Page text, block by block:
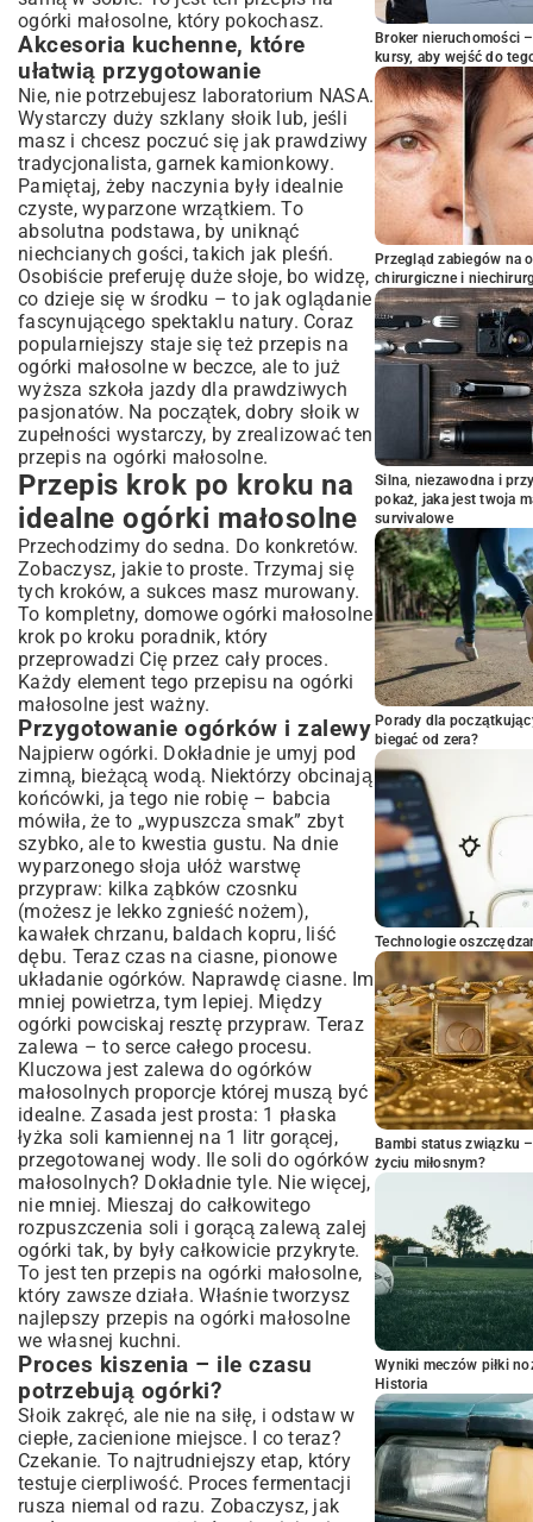
ogórki małosolne, który pokochasz.
Akcesoria kuchenne, które
ułatwią przygotowanie
Nie, nie potrzebujesz laboratorium NASA.
Wystarczy duży szklany słoik lub, jeśli
masz i chcesz poczuć się jak prawdziwy
tradycjonalista, garnek kamionkowy.
Pamiętaj, żeby naczynia były idealnie
czyste, wyparzone wrzątkiem. To
absolutna podstawa, by uniknąć
niechcianych gości, takich jak pleśń.
Osobiście preferuję duże słoje, bo widzę,
co dzieje się w środku – to jak oglądanie
fascynującego spektaklu natury. Coraz
popularniejszy staje się też przepis na
ogórki małosolne w beczce, ale to już
wyższa szkoła jazdy dla prawdziwych
pasjonatów. Na początek, dobry słoik w
zupełności wystarczy, by zrealizować ten
przepis na ogórki małosolne.
Przepis krok po kroku na
idealne ogórki małosolne
Przechodzimy do sedna. Do konkretów.
Zobaczysz, jakie to proste. Trzymaj się
tych kroków, a sukces masz murowany.
To kompletny, domowe ogórki małosolne
krok po kroku poradnik, który
przeprowadzi Cię przez cały proces.
Każdy element tego przepisu na ogórki
małosolne jest ważny.
Przygotowanie ogórków i zalewy
Najpierw ogórki. Dokładnie je umyj pod
zimną, bieżącą wodą. Niektórzy obcinają
końcówki, ja tego nie robię – babcia
mówiła, że to „wypuszcza smak” zbyt
szybko, ale to kwestia gustu. Na dnie
wyparzonego słoja ułóż warstwę
przypraw: kilka ząbków czosnku
(możesz je lekko zgnieść nożem),
kawałek chrzanu, baldach kopru, liść
dębu. Teraz czas na ciasne, pionowe
układanie ogórków. Naprawdę ciasne. Im
mniej powietrza, tym lepiej. Między
ogórki powciskaj resztę przypraw. Teraz
zalewa – to serce całego procesu.
Kluczowa jest zalewa do ogórków
małosolnych proporcje której muszą być
idealne. Zasada jest prosta: 1 płaska
łyżka soli kamiennej na 1 litr gorącej,
przegotowanej wody. Ile soli do ogórków
małosolnych? Dokładnie tyle. Nie więcej,
nie mniej. Mieszaj do całkowitego
rozpuszczenia soli i gorącą zalewą zalej
ogórki tak, by były całkowicie przykryte.
To jest ten przepis na ogórki małosolne,
który zawsze działa. Właśnie tworzysz
najlepszy przepis na ogórki małosolne
we własnej kuchni.
Proces kiszenia – ile czasu
potrzebują ogórki?
Słoik zakręć, ale nie na siłę, i odstaw w
ciepłe, zacienione miejsce. I co teraz?
Czekanie. To najtrudniejszy etap, który
testuje cierpliwość. Proces fermentacji
rusza niemal od razu. Zobaczysz, jak
Broker nieruchomości
kursy, aby wejść do
Przegląd zabiegów na
chirurgiczne i
Silna, niezawodna i
pokaż, jaka jest twoja
survivalowe
Porady dla
biegać od zera?
Technologie
Bambi status związku
życiu miłosnym?
Wyniki meczów piłki
Historia